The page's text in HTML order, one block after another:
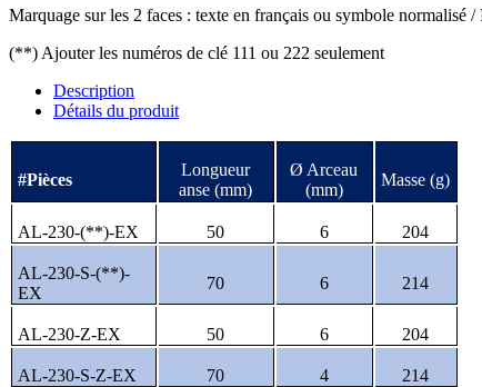
Marquage sur les 2 faces : texte en français ou symbole normalisé
(**) Ajouter les numéros de clé 111 ou 222 seulement
Description
Détails du produit
#Pièces
Longueur
anse (mm)
Ø Arceau
(mm)
Masse (g)
AL-230-(**)-EX 50 6 204
AL-230-S-(**)-
EX
70 6 214
AL-230-Z-EX 50 6 204
AL-230-S-Z-EX 70 4 214